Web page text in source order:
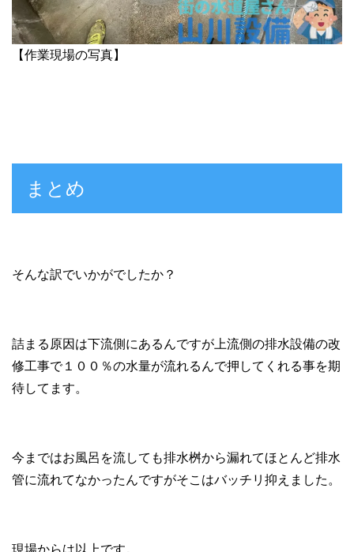
【作業現場の写真】
まとめ
そんな訳でいかがでしたか？
詰まる原因は下流側にあるんですが上流側の排水設備の改
修工事で１００％の水量が流れるんで押してくれる事を期
待してます。
今まではお風呂を流しても排水桝から漏れてほとんど排水
管に流れてなかったんですがそこはバッチリ抑えました。